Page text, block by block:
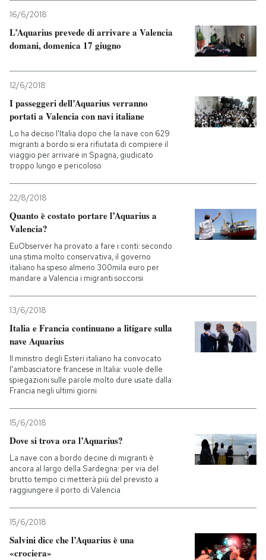
16/6/2018
L’Aquarius prevede di arrivare a Valencia
domani, domenica 17 giugno
12/6/2018
I passeggeri dell’Aquarius verranno
portati a Valencia con navi italiane
Lo ha deciso l'Italia dopo che la nave con 629
migranti a bordo si era rifiutata di compiere il
viaggio per arrivare in Spagna, giudicato
troppo lungo e pericoloso
22/8/2018
Quanto è costato portare l’Aquarius a
Valencia?
EuObserver ha provato a fare i conti: secondo
una stima molto conservativa, il governo
italiano ha speso almeno 300mila euro per
mandare a Valencia i migranti soccorsi
13/6/2018
Italia e Francia continuano a litigare sulla
nave Aquarius
Il ministro degli Esteri italiano ha convocato
l'ambasciatore francese in Italia: vuole delle
spiegazioni sulle parole molto dure usate dalla
Francia negli ultimi giorni
15/6/2018
Dove si trova ora l’Aquarius?
La nave con a bordo decine di migranti è
ancora al largo della Sardegna: per via del
brutto tempo ci metterà più del previsto a
raggiungere il porto di Valencia
15/6/2018
Salvini dice che l’Aquarius è una
«crociera»